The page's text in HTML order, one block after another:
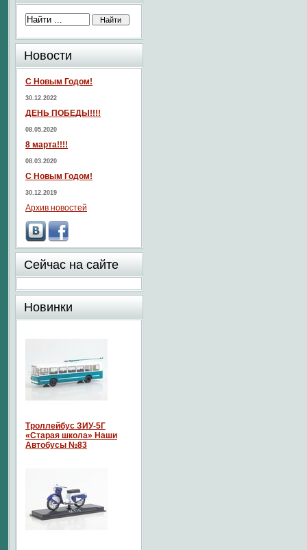
Новости
С Новым Годом!
30.12.2022
ДЕНЬ ПОБЕДЫ!!!!
08.05.2020
8 марта!!!!
08.03.2020
С Новым Годом!
30.12.2019
Архив новостей
Сейчас на сайте
Новинки
Троллейбус ЗИУ-5Г
«Старая школа» Наши
Автобусы №83